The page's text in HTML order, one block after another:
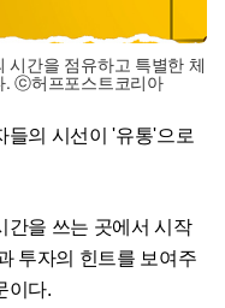
시간을 점유하고 특별한 체
. ⓒ허프포스트코리아
들의 시선이 '유통'으로
간을 쓰는 곳에서 시작
투자의 힌트를 보여주
이다.